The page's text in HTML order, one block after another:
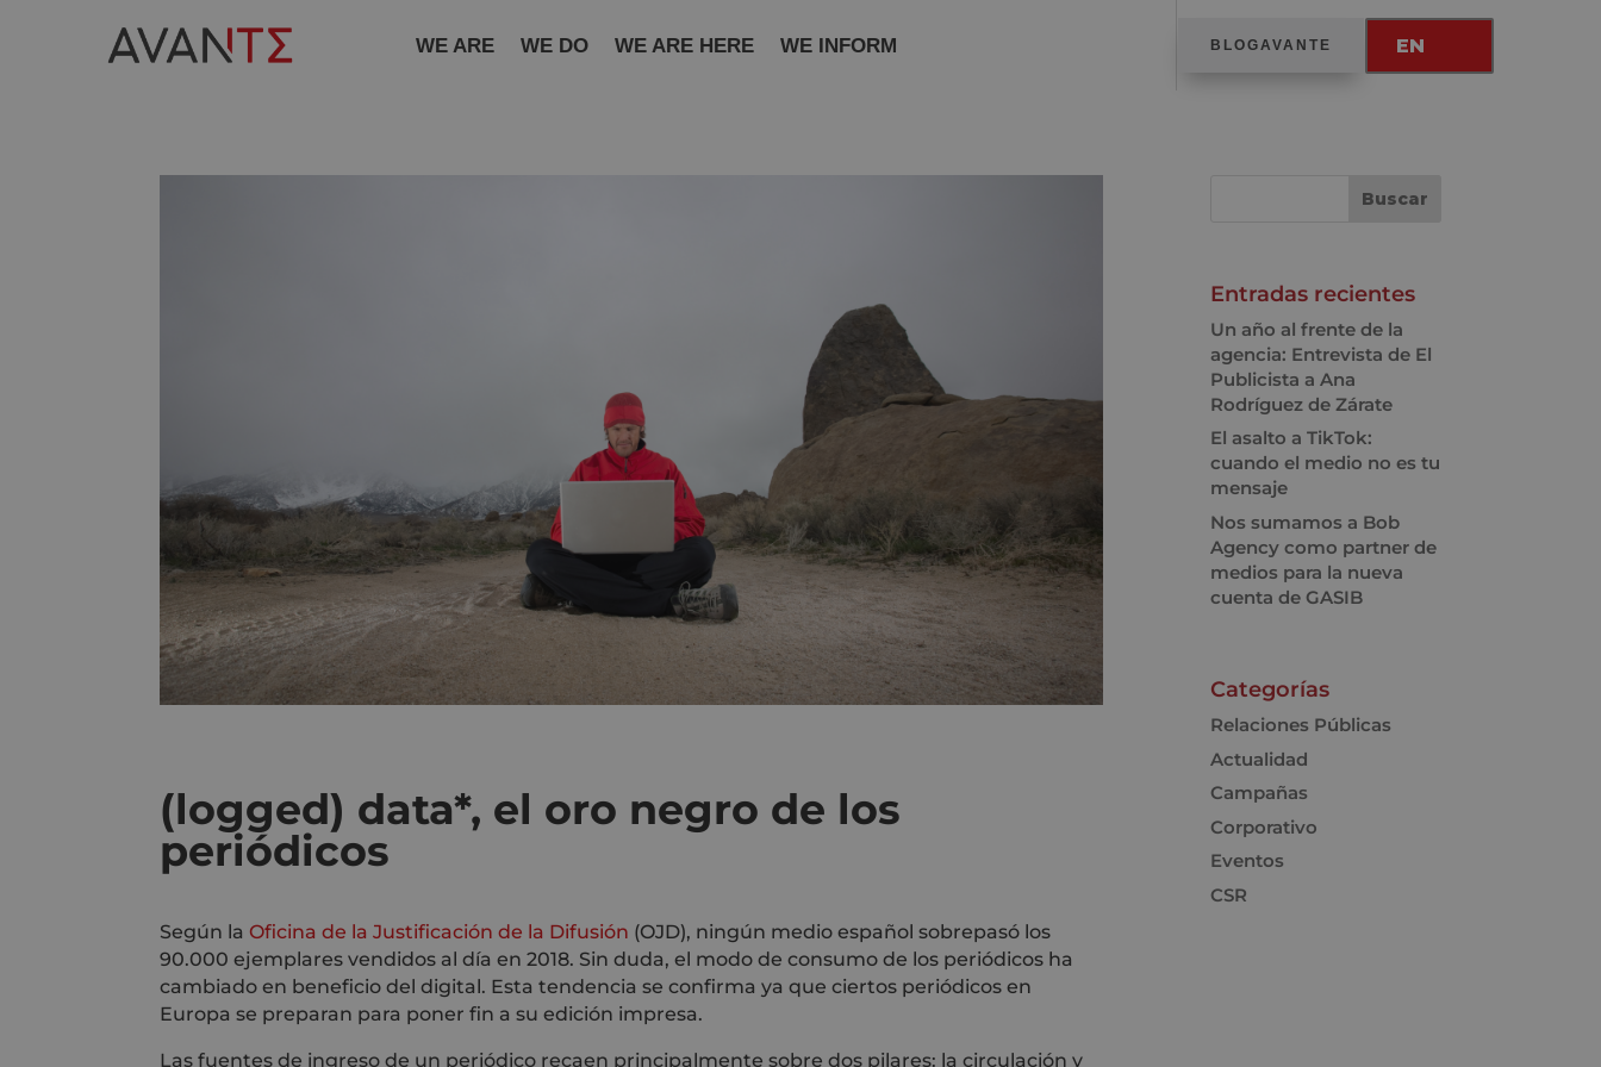
WE ARE WE DO WE ARE HERE WE INFORM BLOGAVANTE EN
(logged) data*, el oro negro de los
periódicos
Según laOficina de la Justificación de la Difusión (OJD), ningún medio español sobrepasó los
90.000 ejemplares vendidos al día en 2018. Sin duda, el modo de consumo de los periódicos ha
cambiado en beneficio del digital. Esta tendencia se confirma ya que ciertos periódicos en
Europa se preparan para poner fin a su edición impresa.
Las fuentes de ingreso de un periódico recaen principalmente sobre dos pilares: la circulación y
Entradas recientes
Un año al frente de la
agencia: Entrevista de El
Publicista a Ana
Rodríguez de Zárate
El asalto a TikTok:
cuando el medio no es tu
mensaje
Nos sumamos a Bob
Agency como partner de
medios para la nueva
cuenta de GASIB
Categorías
Relaciones Públicas
Actualidad
Campañas
Corporativo
Eventos
CSR